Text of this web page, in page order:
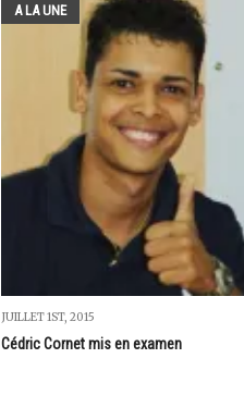
A LA UNE
JUILLET 1ST, 2015
Cédric Cornet mis en examen